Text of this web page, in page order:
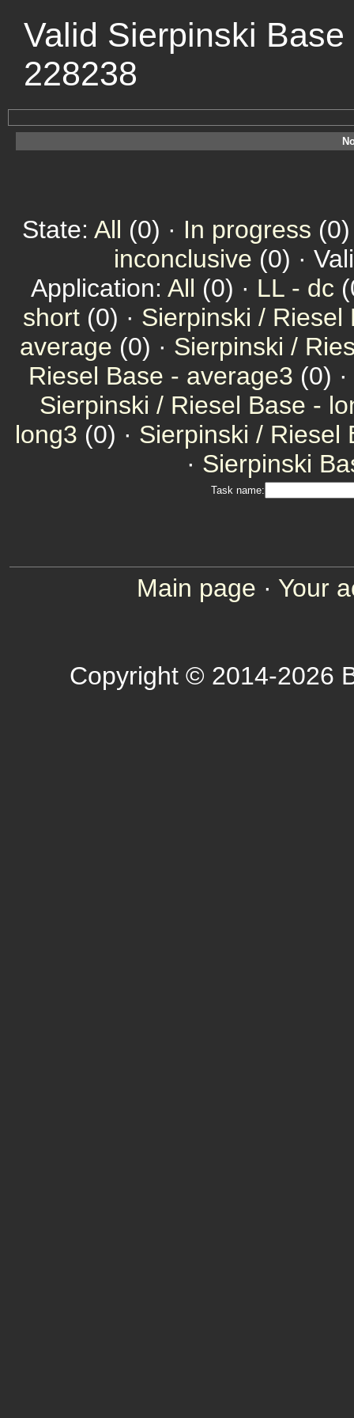
Valid Sierpinski
228238
State: All (0) · In progress
inconclusive (0) ·
Application: All (0) · LL - dc
short (0) · Sierpinski / Riesel
average (0) · Sierpinski /
Riesel Base - average3 (0) ·
Sierpinski / Riesel Base -
long3 (0) · Sierpinski / Riesel
· Sierpinski
Task name:
Main page · Your
Copyright © 2014-2026